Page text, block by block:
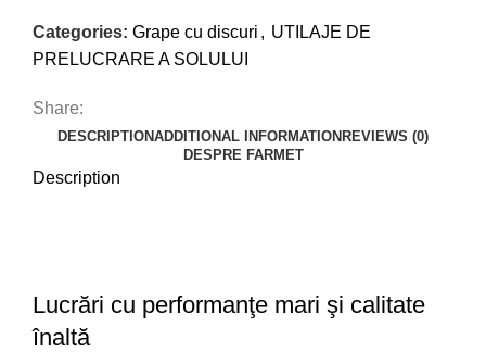
Categories: Grape cu discuri , UTILAJE DE
PRELUCRARE A SOLULUI
Share:
DESCRIPTIONADDITIONAL INFORMATIONREVIEWS (0)
DESPRE FARMET
Description
Lucrări cu performanţe mari şi calitate
înaltă